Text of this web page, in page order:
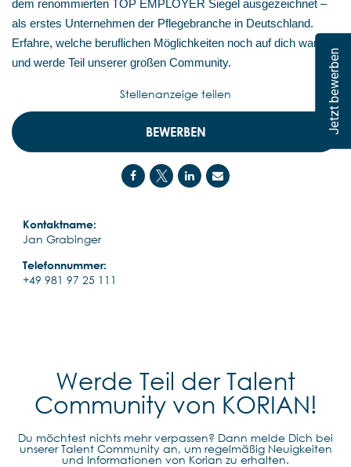
Jetzt bewerben
dem renommierten TOP EMPLOYER Siegel ausgezeichnet –
als erstes Unternehmen der Pflegebranche in Deutschland.
Erfahre, welche beruflichen Möglichkeiten noch auf dich warten,
und werde Teil unserer großen Community.
BEWERBEN
Kontaktname:
Jan Grabinger
Telefonnummer:
+49 981 97 25 111
Stellenanzeige teilen
Werde Teil der Talent
Community von KORIAN!
Du möchtest nichts mehr verpassen? Dann melde Dich bei
unserer Talent Community an, um regelmäßig Neuigkeiten
und Informationen von Korian zu erhalten.